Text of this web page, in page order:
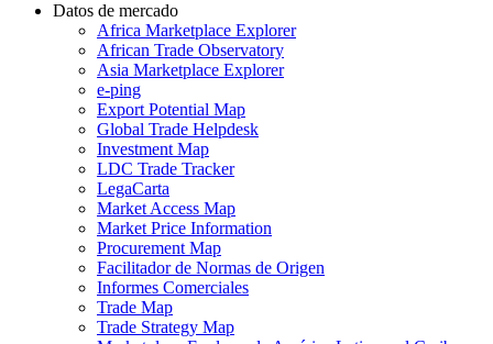
Datos de mercado
Africa Marketplace Explorer
African Trade Observatory
Asia Marketplace Explorer
e-ping
Export Potential Map
Global Trade Helpdesk
Investment Map
LDC Trade Tracker
LegaCarta
Market Access Map
Market Price Information
Procurement Map
Facilitador de Normas de Origen
Informes Comerciales
Trade Map
Trade Strategy Map